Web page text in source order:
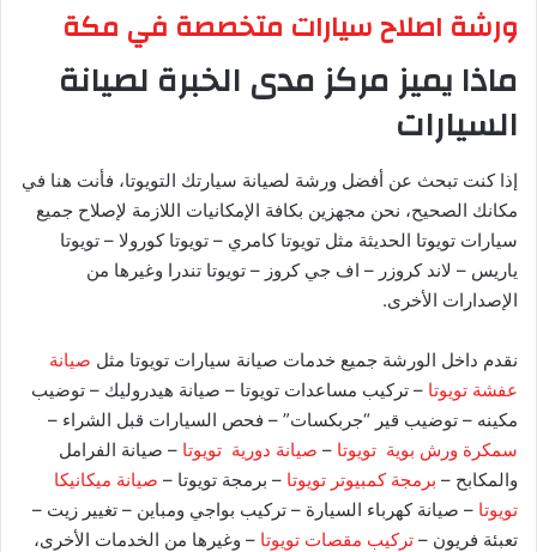
ورشة اصلاح سيارات متخصصة في مكة
ماذا يميز مركز مدى الخبرة لصيانة
السيارات
إذا كنت تبحث عن أفضل ورشة لصيانة سيارتك التويوتا، فأنت هنا في
مكانك الصحيح، نحن مجهزين بكافة الإمكانيات اللازمة لإصلاح جميع
سيارات تويوتا الحديثة مثل تويوتا كامري – تويوتا كورولا – تويوتا
ياريس – لاند كروزر – اف جي كروز – تويوتا تندرا وغيرها من
الإصدارات الأخرى.
نقدم داخل الورشة جميع خدمات صيانة سيارات تويوتا مثل صيانة
عفشة تويوتا – تركيب مساعدات تويوتا – صيانة هيدروليك – توضيب
مكينه – توضيب قير “جربكسات” – فحص السيارات قبل الشراء –
سمكرة ورش بوية تويوتا – صيانة دورية تويوتا – صيانة الفرامل
والمكابح – برمجة كمبيوتر تويوتا – برمجة تويوتا – صيانة ميكانيكا
تويوتا – صيانة كهرباء السيارة – تركيب بواجي ومباين – تغيير زيت –
تعبئة فريون – تركيب مقصات تويوتا – وغيرها من الخدمات الأخرى،